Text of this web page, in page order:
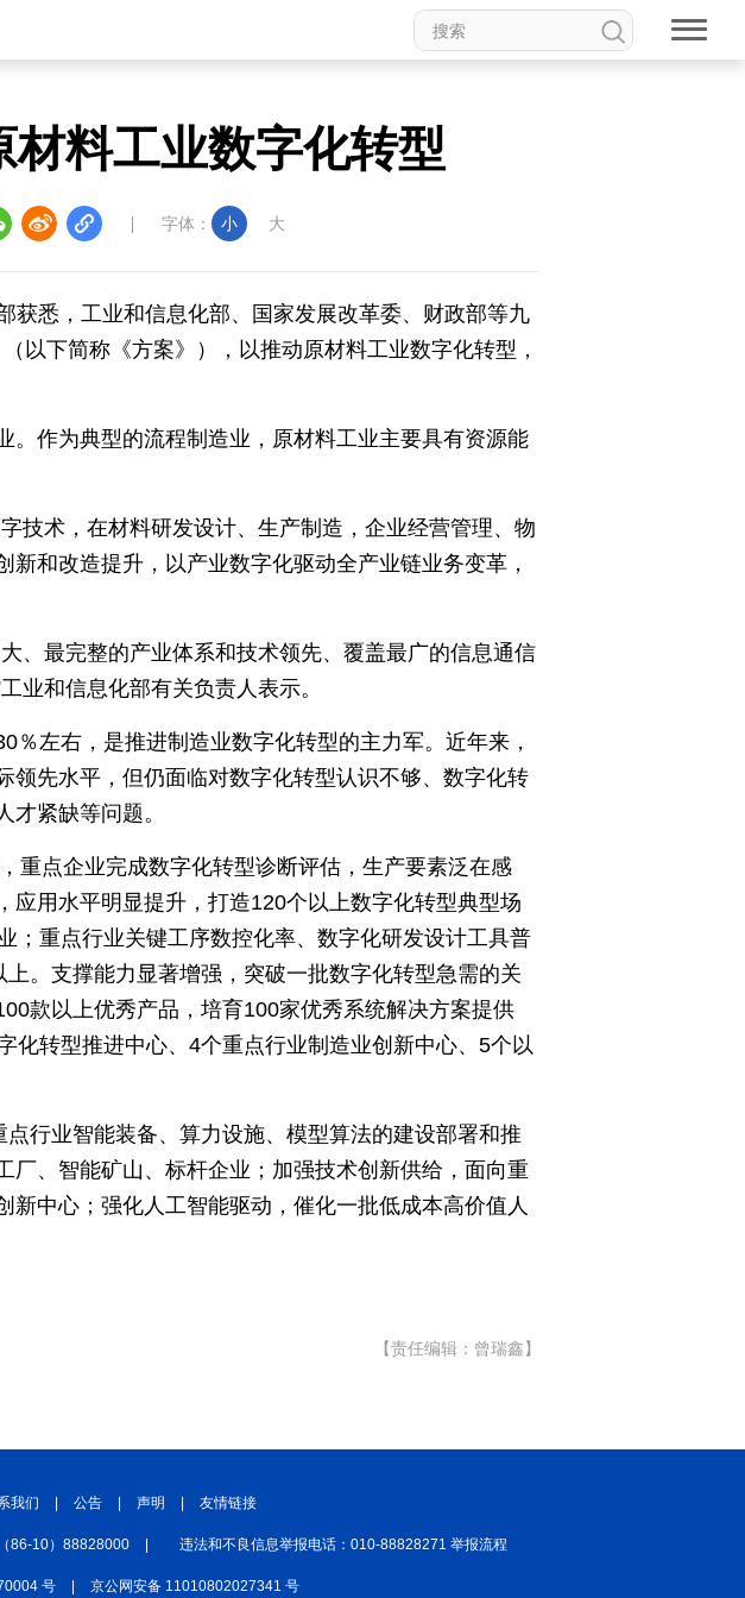
料工业数字化转型
字体： 小 大
获悉，工业和信息化部、国家发展改革委、财政部等九
下简称《方案》），以推动原材料工业数字化转型，
。作为典型的流程制造业，原材料工业主要具有资源能
技术，在材料研发设计、生产制造，企业经营管理、物
和改造提升，以产业数字化驱动全产业链业务变革，
、最完整的产业体系和技术领先、覆盖最广的信息通信
业和信息化部有关负责人表示。
左右，是推进制造业数字化转型的主力军。近年来，
先水平，但仍面临对数字化转型认识不够、数字化转
紧缺等问题。
重点企业完成数字化转型诊断评估，生产要素泛在感
用水平明显提升，打造120个以上数字化转型典型场
；重点行业关键工序数控化率、数字化研发设计工具普
。支撑能力显著增强，突破一批数字化转型急需的关
款以上优秀产品，培育100家优秀系统解决方案提供
化转型推进中心、4个重点行业制造业创新中心、5个以
行业智能装备、算力设施、模型算法的建设部署和推
、智能矿山、标杆企业；加强技术创新供给，面向重
中心；强化人工智能驱动，催化一批低成本高价值人
【责任编辑：曾瑞鑫】
我们 公告 声明 友情链接
86-10）88828000 违法和不良信息举报电话：010-88828271 举报流程
号 京公网安备 11010802027341 号